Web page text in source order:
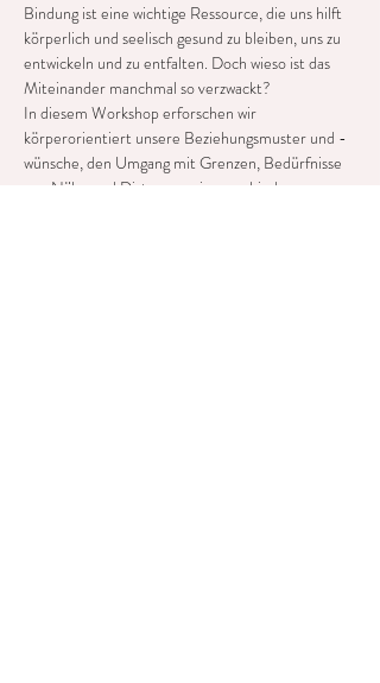
Bindung ist eine wichtige Ressource, die uns hilft
körperlich und seelisch gesund zu bleiben, uns zu
entwickeln und zu entfalten. Doch wieso ist das
Miteinander manchmal so verzwackt?
In diesem Workshop erforschen wir
körperorientiert unsere Beziehungsmuster und -
wünsche, den Umgang mit Grenzen, Bedürfnisse
von Nähe und Distanz, sowie verschiedenen